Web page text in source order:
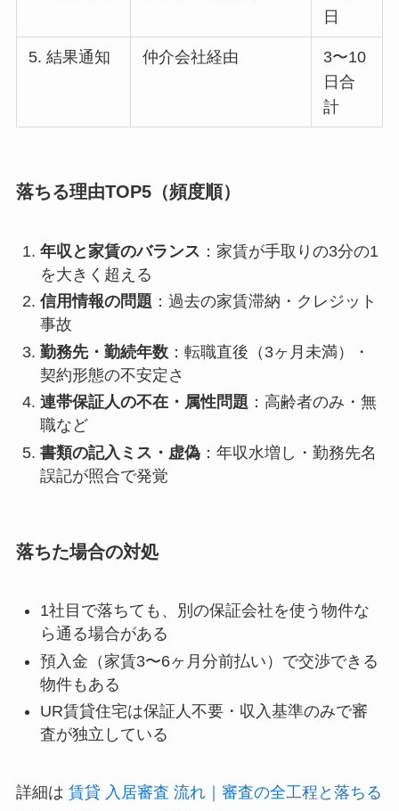
日
5. 結果通知 仲介会社経由
3〜10
日合
計
落ちる理由TOP5（頻度順）
年収と家賃のバランス ：家賃が手取りの3分の1
を大きく超える
信用情報の問題 ：過去の家賃滞納・クレジット
事故
勤務先・勤続年数：転職直後（3ヶ月未満）・
契約形態の不安定さ
連帯保証人の不在・属性問題 ：高齢者のみ・無
職など
書類の記入ミス・虚偽：年収水増し・勤務先名
誤記が照合で発覚
落ちた場合の対処
1社目で落ちても、別の保証会社を使う物件な
ら通る場合がある
預入金（家賃3〜6ヶ月分前払い）で交渉できる
物件もある
UR賃貸住宅は保証人不要・収入基準のみで審
査が独立している
詳細は 賃貸 入居審査 流れ｜審査の全工程と落ちる